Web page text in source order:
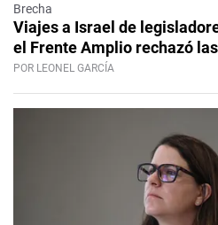
Brecha
Viajes a Israel de
el Frente Amplio rechazó
POR LEONEL GARCÍA